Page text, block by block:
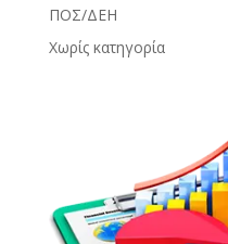
ΠΟΣ/ΔΕΗ
Χωρίς κατηγορία